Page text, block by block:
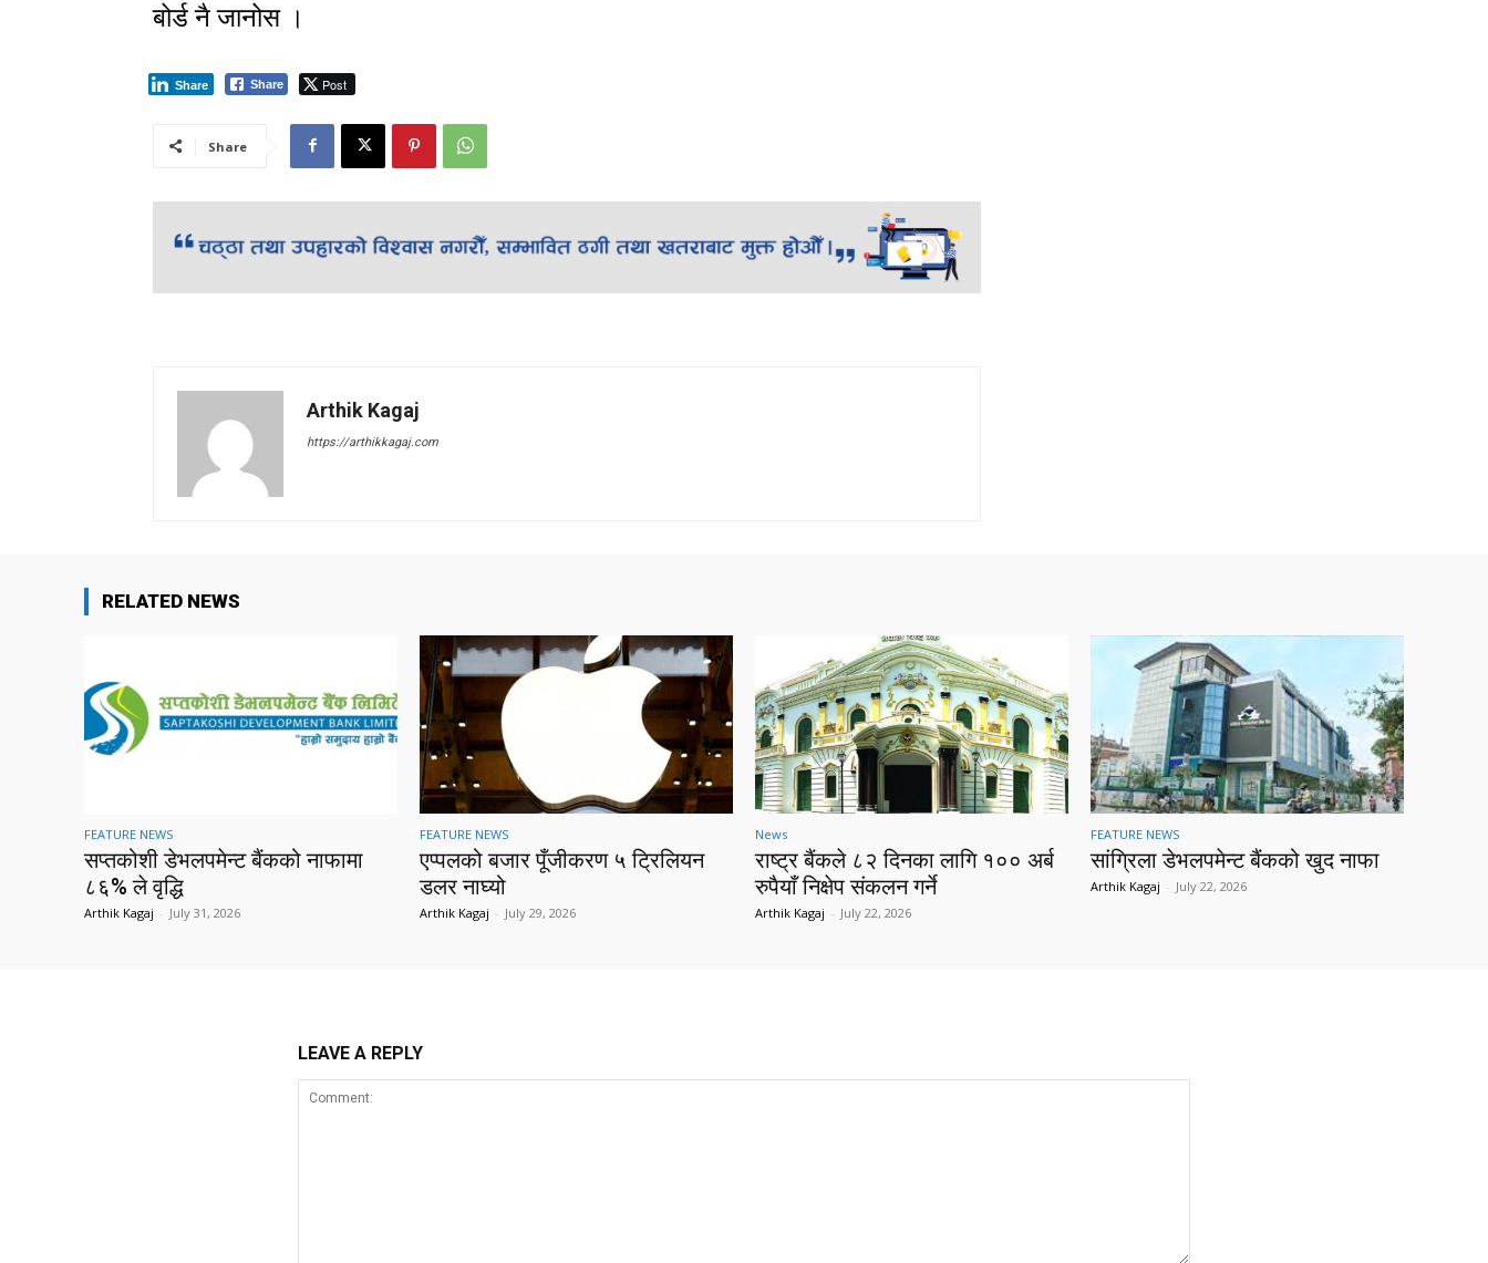
बोर्ड नै जानोस ।
Share Post
Share
Share
Arthik Kagaj
https://arthikkagaj.com
RELATED NEWS
FEATURE NEWS
सप्तकोशी डेभलपमेन्ट बैंकको नाफामा
८६% ले वृद्धि
Arthik Kagaj - July 31, 2026
FEATURE NEWS
एप्पलको बजार पूँजीकरण ५ ट्रिलियन
डलर नाघ्यो
Arthik Kagaj - July 29, 2026
News
राष्ट्र बैंकले ८२ दिनका लागि १०० अर्ब
रुपैयाँ निक्षेप संकलन गर्ने
Arthik Kagaj - July 22, 2026
FEATURE NEWS
सांग्रिला डेभलपमेन्ट बैंकको खुद नाफा
Arthik Kagaj - July 22, 2026
LEAVE A REPLY